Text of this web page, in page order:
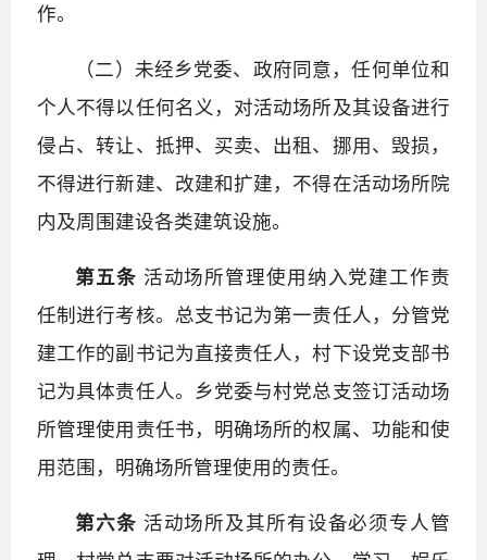
作。
（二）未经乡党委、政府同意，任何单位和
个人不得以任何名义，对活动场所及其设备进行
侵占、转让、抵押、买卖、出租、挪用、毁损，
不得进行新建、改建和扩建，不得在活动场所院
内及周围建设各类建筑设施。
第五条 活动场所管理使用纳入党建工作责
任制进行考核。总支书记为第一责任人，分管党
建工作的副书记为直接责任人，村下设党支部书
记为具体责任人。乡党委与村党总支签订活动场
所管理使用责任书，明确场所的权属、功能和使
用范围，明确场所管理使用的责任。
第六条 活动场所及其所有设备必须专人管